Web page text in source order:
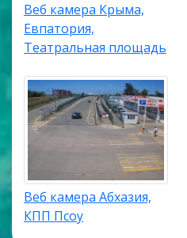
Веб камера Крыма,
Евпатория,
Театральная площадь
Веб камера Абхазия,
КПП Псоу